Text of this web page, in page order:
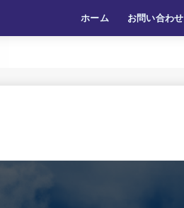
ホーム お問い合わせ